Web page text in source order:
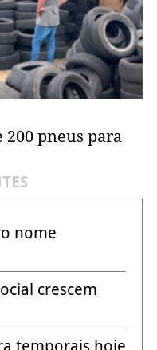
200 pneus para
nome
crescem